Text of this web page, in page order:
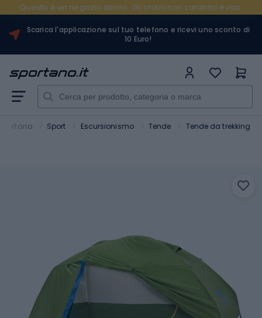
Questo è un negozio demo. Gli ordini non saranno evasi.
Scarica l'applicazione sul tuo telefono e ricevi uno sconto di
10 Euro!
Sport Escursionismo Tende Tende da trekking